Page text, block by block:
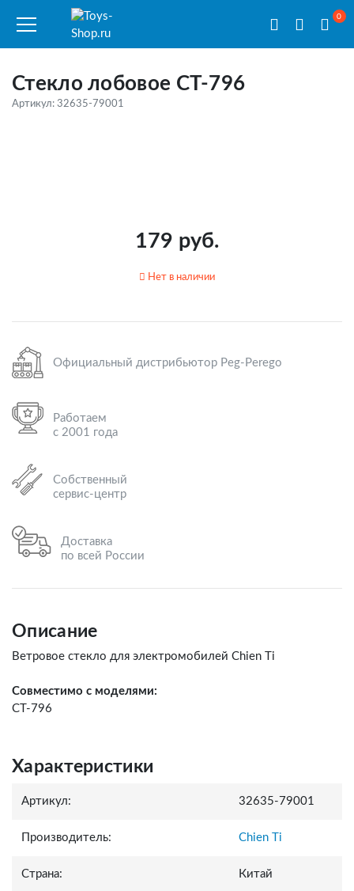
0
Стекло лобовое CT-796
Артикул: 32635-79001
179 руб.
Нет в наличии
Официальный дистрибьютор Peg-Perego
Работаем
с 2001 года
Собственный
сервис-центр
Доставка
по всей России
Описание
Ветровое стекло для электромобилей Chien Ti
Совместимо с моделями:
CT-796
Характеристики
Артикул: 32635-79001
Производитель: Chien Ti
Страна: Китай